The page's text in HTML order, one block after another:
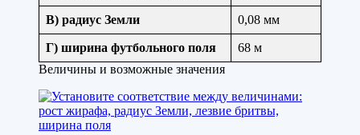
В) радиус Земли 0,08 мм
Г) ширина футбольного поля
68 м
Величины и возможные значения